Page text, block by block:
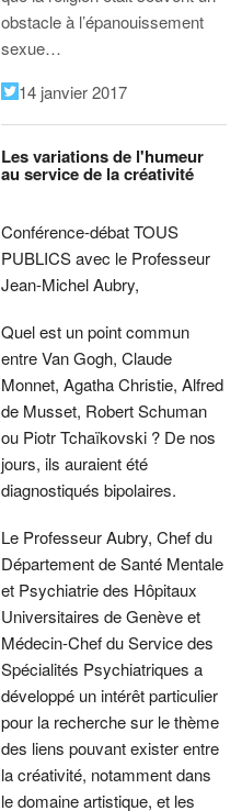
obstacle à l’épanouissement
sexue…
14 janvier 2017
Les variations de l'humeur
au service de la créativité
Conférence-débat TOUS
PUBLICS avec le Professeur
Jean-Michel Aubry,
Quel est un point commun
entre Van Gogh, Claude
Monnet, Agatha Christie, Alfred
de Musset, Robert Schuman
ou Piotr Tchaïkovski ? De nos
jours, ils auraient été
diagnostiqués bipolaires.
Le Professeur Aubry, Chef du
Département de Santé Mentale
et Psychiatrie des Hôpitaux
Universitaires de Genève et
Médecin-Chef du Service des
Spécialités Psychiatriques a
développé un intérêt particulier
pour la recherche sur le thème
des liens pouvant exister entre
la créativité, notamment dans
le domaine artistique, et les